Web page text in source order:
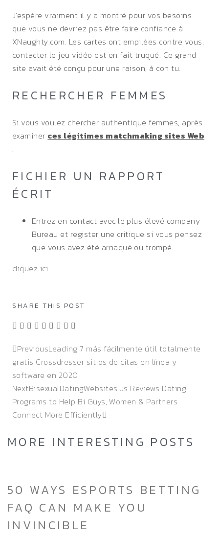
J’espère vraiment il y a montré pour vos besoins
que vous ne devriez pas être faire confiance à
XNaughty.com. Les cartes ont empilées contre vous,
contacter le jeu vidéo est en fait truqué. Ce grand
site avait été conçu pour une raison, à con tu.
RECHERCHER FEMMES
Si vous voulez chercher authentique femmes, après
examiner ces légitimes matchmaking sites Web
.
FICHIER UN RAPPORT
ÉCRIT
Entrez en contact avec le plus élevé company
Bureau et register une critique si vous pensez
que vous avez été arnaqué ou trompé.
cliquez ici
SHARE THIS POST
PreviousLeading 7 más fácilmente útil totalmente
gratis Crossdresser sitios de citas en línea y
software en 2020
NextBisexualDatingWebsites.us Reviews Dating
Programs to Help Bi Guys, Women & Partners
Connect More Efficiently
MORE INTERESTING POSTS
50 WAYS ESPORTS BETTING
FAQ CAN MAKE YOU
INVINCIBLE